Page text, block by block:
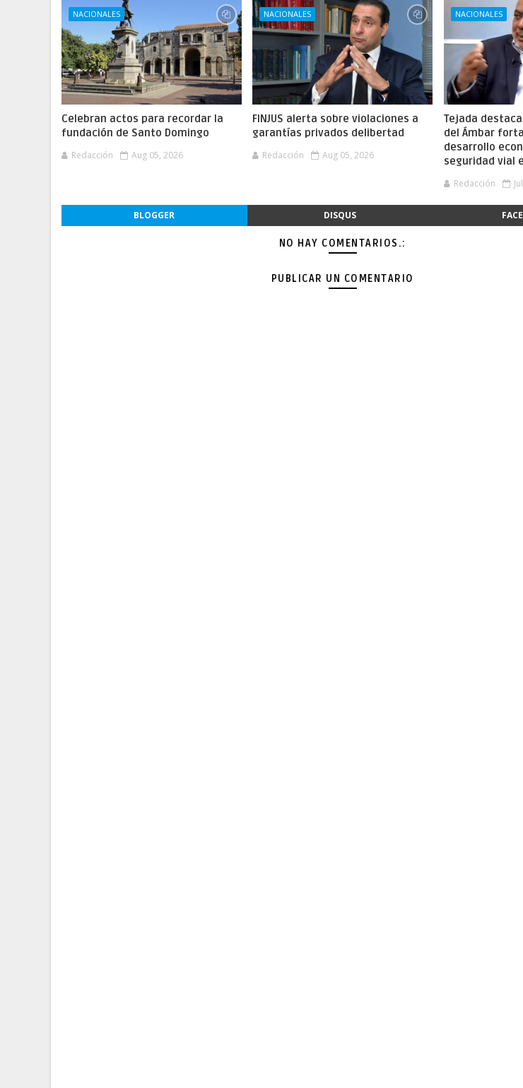
NACIONALES
Celebran actos para recordar la
fundación de Santo Domingo
Redacción Aug 05, 2026
NACIONALES
FINJUS alerta sobre violaciones a
garantías privados delibertad
Redacción Aug 05, 2026
NACIONALES
Tejada
del Ámbar
desarrollo
seguridad vial
Redacción
BLOGGER DISQUS
NO HAY COMENTARIOS.:
PUBLICAR UN COMENTARIO